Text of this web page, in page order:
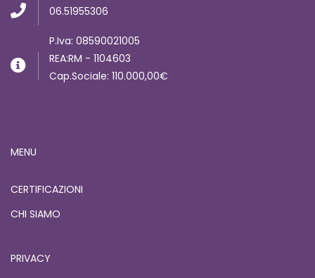
06.51955306
P.Iva: 08590021005
REA:RM - 1104603
Cap.Sociale: 110.000,00€
MENU
CERTIFICAZIONI
CHI SIAMO
PRIVACY